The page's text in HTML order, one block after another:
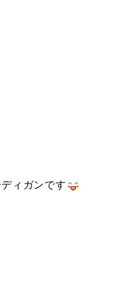
ィガンです